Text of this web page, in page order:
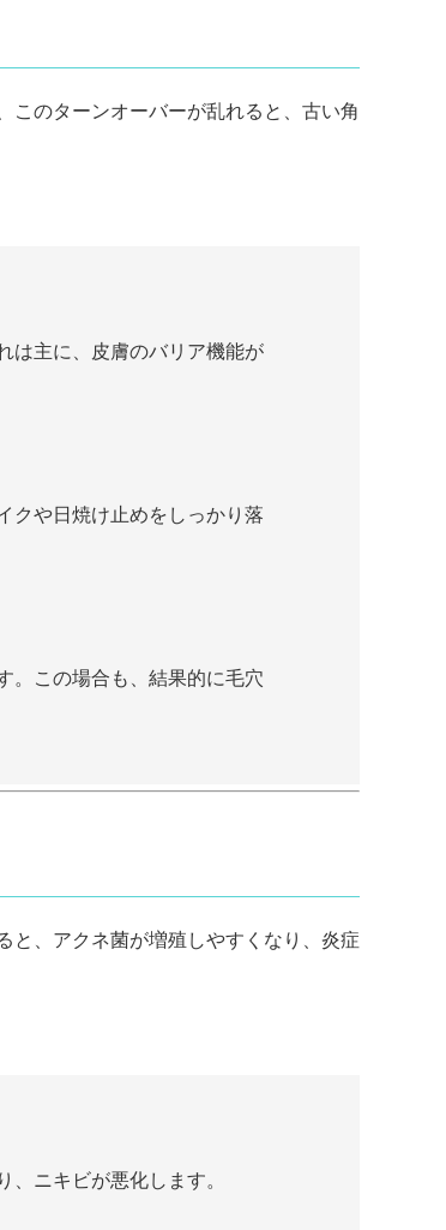
このターンオーバーが乱れると、古い角
は主に、皮膚のバリア機能が
クや日焼け止めをしっかり落
。この場合も、結果的に毛穴
と、アクネ菌が増殖しやすくなり、炎症
ニキビが悪化します。